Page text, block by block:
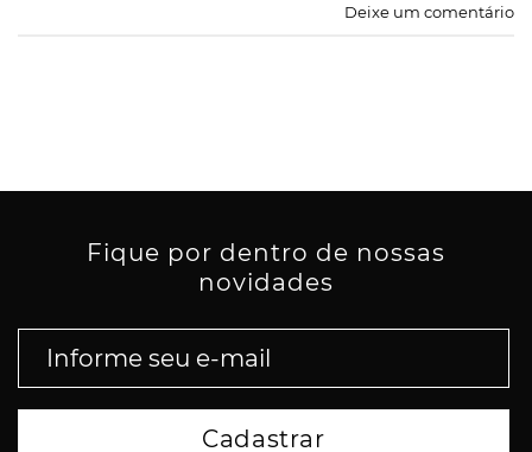
Deixe um comentário
Fique por dentro de nossas
novidades